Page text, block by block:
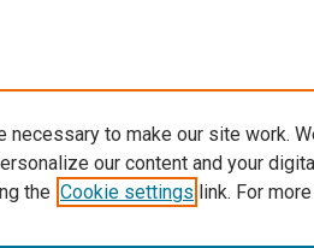
necessary to make our site work.
our content and your
the Cookie settings link. For